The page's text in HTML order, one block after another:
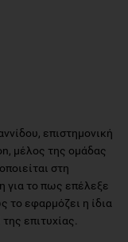
επιστημονική
μέλος της ομάδας
στη
για το πως επέλεξε
το εφαρμόζει η ίδια
επιτυχίας.